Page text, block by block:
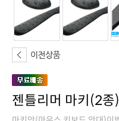
젠틀리머 마키(2종)